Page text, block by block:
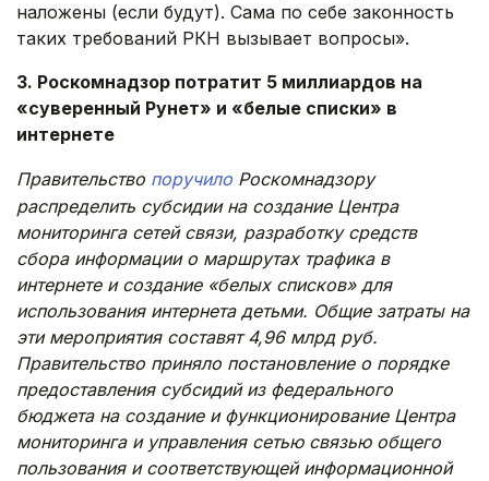
наложены (если будут). Сама по себе законность
таких требований РКН вызывает вопросы».
3. Роскомнадзор потратит 5 миллиардов на
«суверенный Рунет» и «белые списки» в
интернете
Правительство поручило Роскомнадзору
распределить субсидии на создание Центра
мониторинга сетей связи, разработку средств
сбора информации о маршрутах трафика в
интернете и создание «белых списков» для
использования интернета детьми. Общие затраты на
эти мероприятия составят 4,96 млрд руб.
Правительство приняло постановление о порядке
предоставления субсидий из федерального
бюджета на создание и функционирование Центра
мониторинга и управления сетью связью общего
пользования и соответствующей информационной